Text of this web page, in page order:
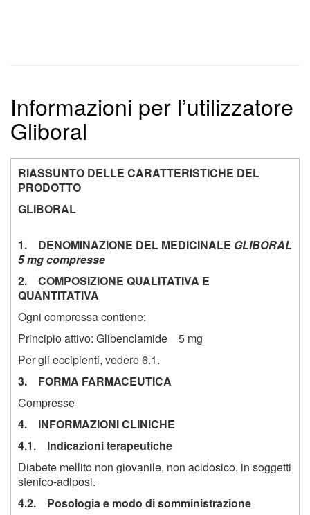
Informazioni per l’utilizzatore
Gliboral
RIASSUNTO DELLE CARATTERISTICHE DEL
PRODOTTO
GLIBORAL
1. DENOMINAZIONE DEL MEDICINALE GLIBORAL
5 mg compresse
2. COMPOSIZIONE QUALITATIVA E
QUANTITATIVA
Ogni compressa contiene:
Principio attivo: Glibenclamide 5 mg
Per gli eccipienti, vedere 6.1.
3. FORMA FARMACEUTICA
Compresse
4. INFORMAZIONI CLINICHE
4.1. Indicazioni terapeutiche
Diabete mellito non giovanile, non acidosico, in soggetti
stenico-adiposi.
4.2. Posologia e modo di somministrazione